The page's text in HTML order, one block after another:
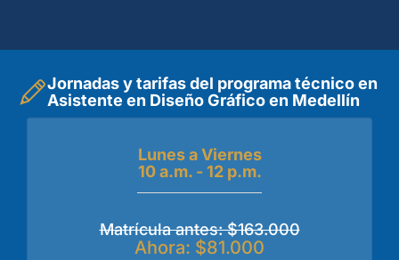
Jornadas y tarifas del programa técnico en
Asistente en Diseño Gráfico en Medellín
Lunes a Viernes
10 a.m. - 12 p.m.
Matrícula antes: $163.000
Ahora: $81.000